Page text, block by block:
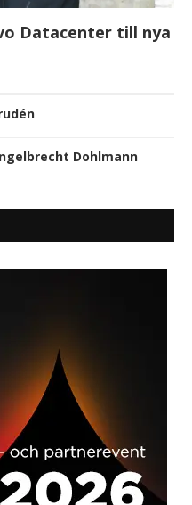
Datacenter till nya
Dohlmann